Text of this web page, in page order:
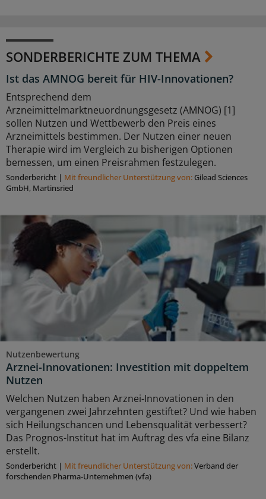
SONDERBERICHTE ZUM THEMA
Ist das AMNOG bereit für HIV-Innovationen?
Entsprechend dem
Arzneimittelmarktneuordnungsgesetz (AMNOG) [1]
sollen Nutzen und Wettbewerb den Preis eines
Arzneimittels bestimmen. Der Nutzen einer neuen
Therapie wird im Vergleich zu bisherigen Optionen
bemessen, um einen Preisrahmen festzulegen.
Sonderbericht | Mit freundlicher Unterstützung von: Gilead Sciences
GmbH, Martinsried
Nutzenbewertung
Arznei-Innovationen: Investition mit doppeltem
Nutzen
Welchen Nutzen haben Arznei-Innovationen in den
vergangenen zwei Jahrzehnten gestiftet? Und wie haben
sich Heilungschancen und Lebensqualität verbessert?
Das Prognos-Institut hat im Auftrag des vfa eine Bilanz
erstellt.
Sonderbericht | Mit freundlicher Unterstützung von:Verband der
forschenden Pharma-Unternehmen (vfa)